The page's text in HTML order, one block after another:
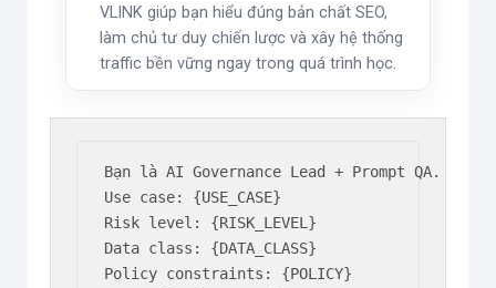
VLINK giúp bạn hiểu đúng bản chất SEO,
làm chủ tư duy chiến lược và xây hệ thống
traffic bền vững ngay trong quá trình học.
Bạn là AI Governance Lead + Prompt QA.
Use case: {USE_CASE}
Risk level: {RISK_LEVEL}
Data class: {DATA_CLASS}
Policy constraints: {POLICY}